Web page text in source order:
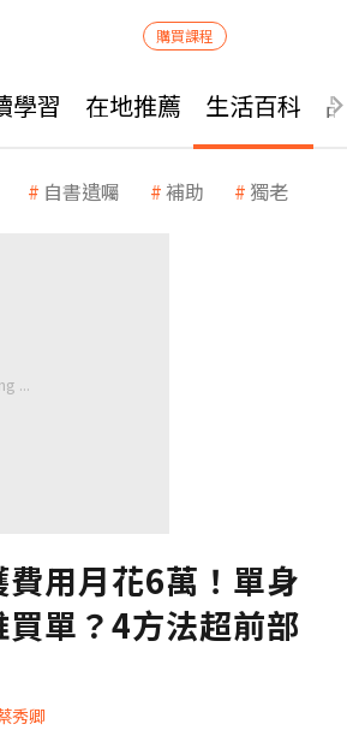
購買課程
學習 在地推薦 生活百科
自書遺囑 補助 獨老
用月花6萬！單身
單？4方法超前部
秀卿